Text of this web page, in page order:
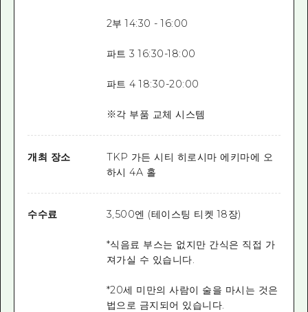
2부 14:30 - 16:00
파트 3 16:30-18:00
파트 4 18:30-20:00
※각 부품 교체 시스템
개최 장소
TKP 가든 시티 히로시마 에키마에 오
하시 4A 홀
수수료 3,500엔 (테이스팅 티켓 18장)
*식음료 부스는 없지만 간식은 직접 가
져가실 수 있습니다.
*20세 미만의 사람이 술을 마시는 것은
법으로 금지되어 있습니다.